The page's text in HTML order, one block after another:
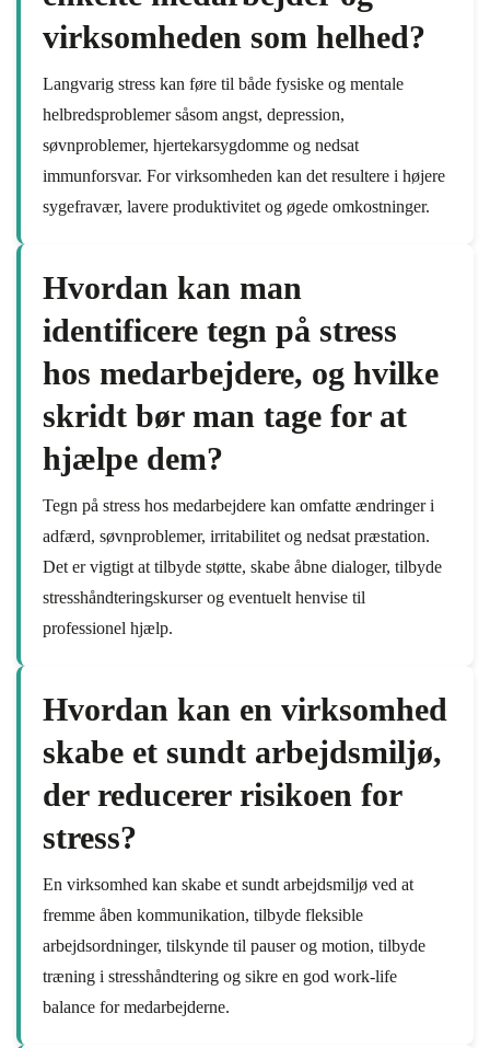
virksomheden som helhed?
Langvarig stress kan føre til både fysiske og mentale
helbredsproblemer såsom angst, depression,
søvnproblemer, hjertekarsygdomme og nedsat
immunforsvar. For virksomheden kan det resultere i højere
sygefravær, lavere produktivitet og øgede omkostninger.
Hvordan kan man
identificere tegn på stress
hos medarbejdere, og hvilke
skridt bør man tage for at
hjælpe dem?
Tegn på stress hos medarbejdere kan omfatte ændringer i
adfærd, søvnproblemer, irritabilitet og nedsat præstation.
Det er vigtigt at tilbyde støtte, skabe åbne dialoger, tilbyde
stresshåndteringskurser og eventuelt henvise til
professionel hjælp.
Hvordan kan en virksomhed
skabe et sundt arbejdsmiljø,
der reducerer risikoen for
stress?
En virksomhed kan skabe et sundt arbejdsmiljø ved at
fremme åben kommunikation, tilbyde fleksible
arbejdsordninger, tilskynde til pauser og motion, tilbyde
træning i stresshåndtering og sikre en god work-life
balance for medarbejderne.